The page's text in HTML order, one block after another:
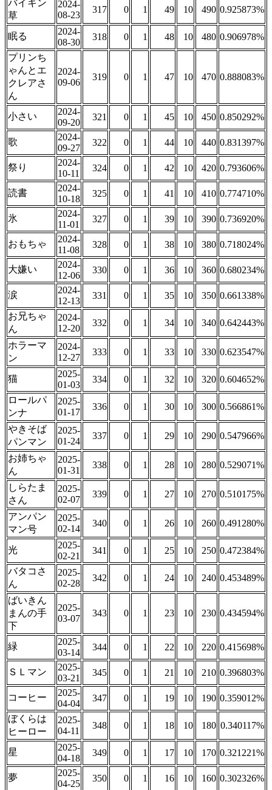
バイキン
草
2024-
08-23
317 0 1 49 10 490 0.925873%
眠る
2024-
08-30
318 0 1 48 10 480 0.906978%
プリンち
ゃんとエ
クレアさ
ん
2024-
09-06
319 0 1 47 10 470 0.888083%
小さい
2024-
09-20
321 0 1 45 10 450 0.850292%
歌
2024-
09-27
322 0 1 44 10 440 0.831397%
祭り
2024-
10-11
324 0 1 42 10 420 0.793606%
読書
2024-
10-18
325 0 1 41 10 410 0.774710%
氷
2024-
11-01
327 0 1 39 10 390 0.736920%
おもちゃ
2024-
11-08
328 0 1 38 10 380 0.718024%
大嫌い
2024-
12-06
330 0 1 36 10 360 0.680234%
涙
2024-
12-13
331 0 1 35 10 350 0.661338%
お兄ちゃ
ん
2024-
12-20
332 0 1 34 10 340 0.642443%
ホラーマ
ン
2024-
12-27
333 0 1 33 10 330 0.623547%
猫
2025-
01-03
334 0 1 32 10 320 0.604652%
ロールパ
ンナ
2025-
01-17
336 0 1 30 10 300 0.566861%
やきそば
パンマン
2025-
01-24
337 0 1 29 10 290 0.547966%
お姉ちゃ
ん
2025-
01-31
338 0 1 28 10 280 0.529071%
しらたま
さん
2025-
02-07
339 0 1 27 10 270 0.510175%
アンパン
マン号
2025-
02-14
340 0 1 26 10 260 0.491280%
光
2025-
02-21
341 0 1 25 10 250 0.472384%
バタコさ
ん
2025-
02-28
342 0 1 24 10 240 0.453489%
ばいきん
まんの手
下
2025-
03-07
343 0 1 23 10 230 0.434594%
緑
2025-
03-14
344 0 1 22 10 220 0.415698%
ＳＬマン
2025-
03-21
345 0 1 21 10 210 0.396803%
コーヒー
2025-
04-04
347 0 1 19 10 190 0.359012%
ぼくらは
ヒーロー
2025-
04-11
348 0 1 18 10 180 0.340117%
星
2025-
04-18
349 0 1 17 10 170 0.321221%
夢
2025-
04-25
350 0 1 16 10 160 0.302326%